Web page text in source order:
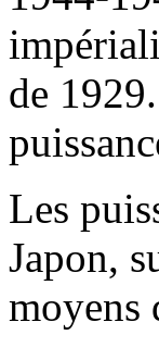
de
Les
Japon,
moyens